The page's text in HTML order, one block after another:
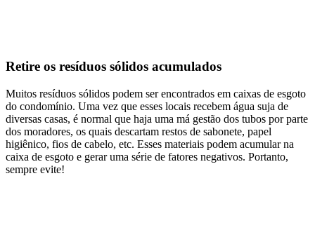
Retire os resíduos sólidos acumulados
Muitos resíduos sólidos podem ser encontrados em caixas de esgoto
do condomínio. Uma vez que esses locais recebem água suja de
diversas casas, é normal que haja uma má gestão dos tubos por parte
dos moradores, os quais descartam restos de sabonete, papel
higiênico, fios de cabelo, etc. Esses materiais podem acumular na
caixa de esgoto e gerar uma série de fatores negativos. Portanto,
sempre evite!